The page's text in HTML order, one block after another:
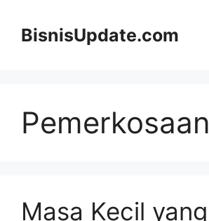
BisnisUpdate.com
Pemerkosaan
Masa Kecil yang